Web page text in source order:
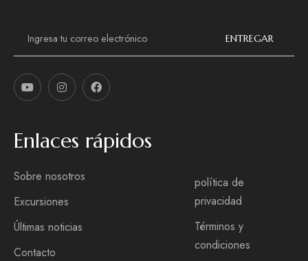
r
e
o
e
e
c
r
ó
n
i
c
o
*
ENTREGAR
Enlaces rápidos
Sobre nosotros
Excursiones
Últimas noticias
Contacto
política de
privacidad
Términos y
condiciones